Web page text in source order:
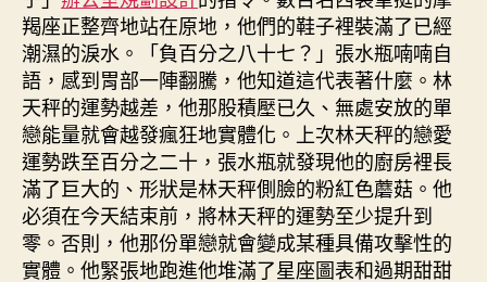
羯座正整齊地站在原地，他們的鞋子裡裝滿了已經
潮濕的淚水。「負百分之八十七？」張水瓶喃喃自
語，感到胃部一陣翻騰，他知道這代表著什麼。林
天秤的運勢越差，他那股積壓已久、無處安放的單
戀能量就會越發瘋狂地實體化。上次林天秤的戀愛
運勢跌至百分之二十，張水瓶就發現他的廚房裡長
滿了巨大的、形狀是林天秤側臉的粉紅色蘑菇。他
必須在今天結束前，將林天秤的運勢至少提升到
零。否則，他那份單戀就會變成某種具備攻擊性的
實體。他緊張地跑進他堆滿了星座圖表和過期甜甜